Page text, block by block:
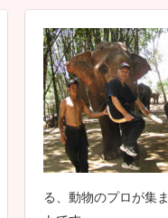
る、動物のプロが集